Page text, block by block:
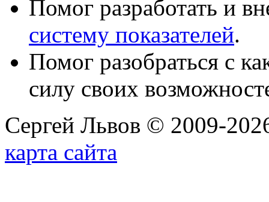
Помог разработать и
систему показателей.
Помог разобраться с
силу своих
Сергей Львов © 2009-
карта сайта